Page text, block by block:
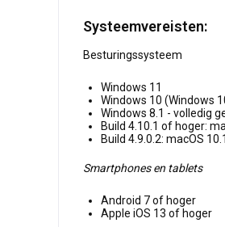
Systeemvereisten:
Besturingssysteem
Windows 11
Windows 10 (Windows
Windows 8.1 - volledig
Build 4.10.1 of hoger:
Build 4.9.0.2: macOS
Smartphones en tablets
Android 7 of hoger
Apple iOS 13 of hoger